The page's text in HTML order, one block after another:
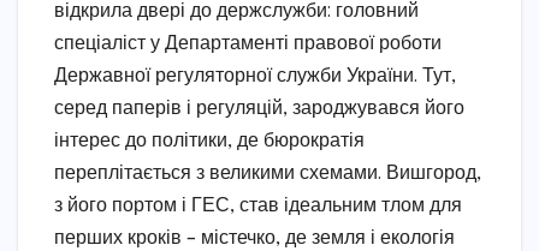
відкрила двері до держслужби: головний
спеціаліст у Департаменті правової роботи
Державної регуляторної служби України. Тут,
серед паперів і регуляцій, зароджувався його
інтерес до політики, де бюрократія
переплітається з великими схемами. Вишгород,
з його портом і ГЕС, став ідеальним тлом для
перших кроків – містечко, де земля і екологія